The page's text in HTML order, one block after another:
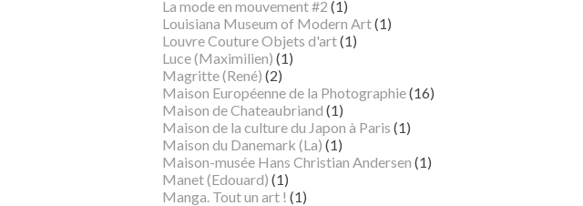
La mode en mouvement #2 (1)
Louisiana Museum of Modern Art(1)
Louvre Couture Objets d'art(1)
Luce (Maximilien) (1)
Magritte (René) (2)
Maison Européenne de la Photographie(16)
Maison de Chateaubriand (1)
Maison de la culture du Japon à Paris (1)
Maison du Danemark (La) (1)
Maison-musée Hans Christian Andersen (1)
Manet (Edouard) (1)
Manga. Tout un art ! (1)